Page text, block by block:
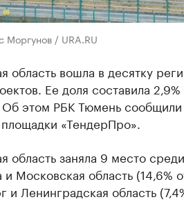
Моргунов / URA.RU
область вошла в десятку
Ее доля составила
Об этом РБК Тюмень сообщили
«ТендерПро».
область заняла 9 место
Московская область (14,6%
и Ленинградская область